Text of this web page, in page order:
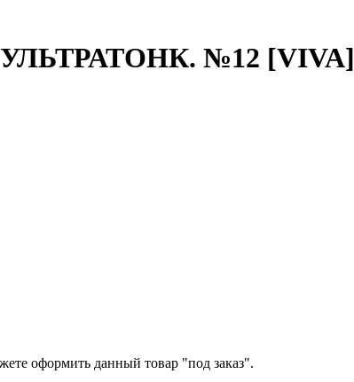
№12 [VIVA]
оформить данный товар "под заказ".